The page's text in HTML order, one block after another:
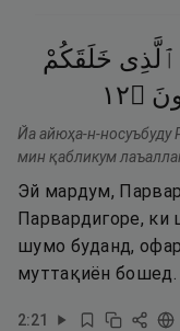
ٱلَّذِى خَلَقَكُمْ
۝٢١
Йа айюҳа-н-носуъбуду
мин қабликум
Эй мардум,
Парвардигоре, ки
шумо буданд,
муттақиён бошед.
2:21